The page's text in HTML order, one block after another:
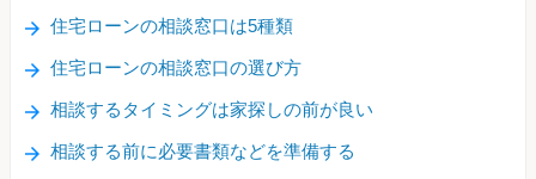
住宅ローンの相談窓口は5種類
住宅ローンの相談窓口の選び方
相談するタイミングは家探しの前が良い
相談する前に必要書類などを準備する